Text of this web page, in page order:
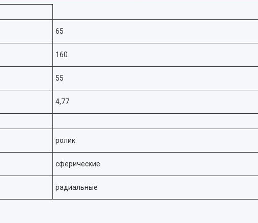
65
160
55
4,77
ролик
сферические
радиальные